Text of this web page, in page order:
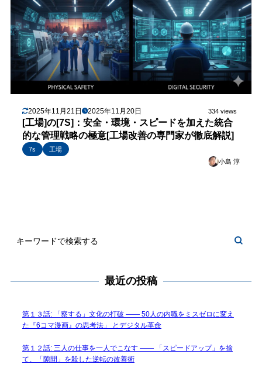
2025年11月21日 2025年11月20日 334 views
[工場]の[7S]：安全・環境・スピードを加えた統合
的な管理戦略の極意[工場改善の専門家が徹底解説]
7s
工場
小島 淳
最近の投稿
第１３話: 「察する」文化の打破 —— 50人の内職をミスゼロに変え
た『6コマ漫画』の思考法」 とデジタル革命
第１２話: 三人の仕事を一人でこなす —— 「スピードアップ」を捨
て、「隙間」を殺した逆転の改善術